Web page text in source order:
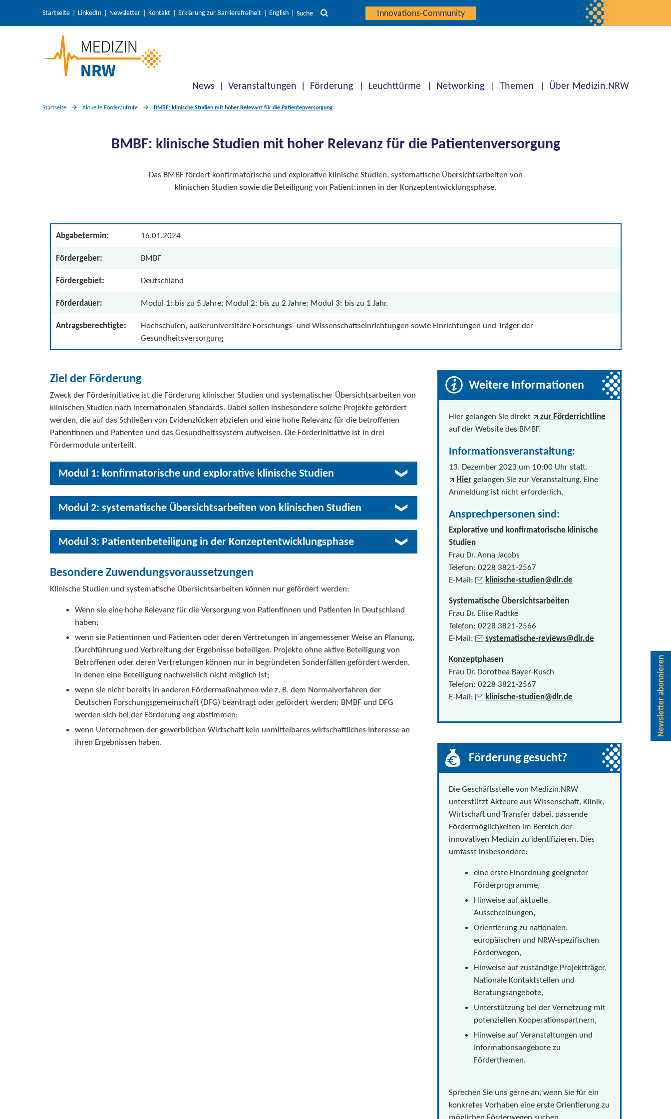
Startseite LinkedIn Newsletter Kontakt Erklärung zur Barrierefreiheit English Suche Innovations-Community
News Veranstaltungen Förderung Leuchttürme Networking Themen Über Medizin.NRW
Startseite Aktuelle Förderaufrufe BMBF: klinische Studien mit hoher Relevanz für die Patientenversorgung
BMBF: klinische Studien mit hoher Relevanz für die Patientenversorgung
Das BMBF fördert konfirmatorische und explorative klinische Studien, systematische Übersichtsarbeiten von
klinischen Studien sowie die Beteiligung von Patient:innen in der Konzeptentwicklungsphase.
Abgabetermin: 16.01.2024
Fördergeber: BMBF
Fördergebiet: Deutschland
Förderdauer: Modul 1: bis zu 5 Jahre; Modul 2: bis zu 2 Jahre; Modul 3: bis zu 1 Jahr.
Antragsberechtigte:
Hochschulen, außeruniversitäre Forschungs- und Wissenschaftseinrichtungen sowie Einrichtungen und Träger der
Gesundheitsversorgung
Ziel der Förderung
Zweck der Förderinitiative ist die Förderung klinischer Studien und systematischer Übersichtsarbeiten von
klinischen Studien nach internationalen Standards. Dabei sollen insbesondere solche Projekte gefördert
werden, die auf das Schließen von Evidenzlücken abzielen und eine hohe Relevanz für die betroffenen
Patientinnen und Patienten und das Gesundheitssystem aufweisen. Die Förderinitiative ist in drei
Fördermodule unterteilt.
Modul 1: konfirmatorische und explorative klinische Studien
Modul 2: systematische Übersichtsarbeiten von klinischen Studien
Modul 3: Patientenbeteiligung in der Konzeptentwicklungsphase
Besondere Zuwendungsvoraussetzungen
Klinische Studien und systematische Übersichtsarbeiten können nur gefördert werden:
Wenn sie eine hohe Relevanz für die Versorgung von Patientinnen und Patienten in Deutschland
haben;
wenn sie Patientinnen und Patienten oder deren Vertretungen in angemessener Weise an Planung,
Durchführung und Verbreitung der Ergebnisse beteiligen. Projekte ohne aktive Beteiligung von
Betroffenen oder deren Vertre­tungen können nur in begründeten Sonderfällen gefördert werden,
in denen eine Beteiligung nachweislich nicht möglich ist;
wenn sie nicht bereits in anderen Fördermaßnahmen wie z. B. dem Normalverfahren der
Deutschen Forschungsgemeinschaft (DFG) beantragt oder gefördert werden; BMBF und DFG
werden sich bei der Förderung eng abstimmen;
wenn Unternehmen der gewerblichen Wirtschaft kein unmittelbares wirtschaftliches Interesse an
ihren Ergebnissen haben.
Weitere Informationen
Hier gelangen Sie direkt
zur Förderrichtline
auf der Website des BMBF.
Informationsveranstaltung:
13. Dezember 2023 um 10:00 Uhr statt.
Hiergelangen Sie zur Veranstaltung. Eine
Anmeldung ist nicht erforderlich.
Ansprechpersonen sind:
Explorative und konfirmatorische klinische
Studien
Frau Dr. Anna Jacobs
Telefon: 0228 3821-2567
E-Mail:
klinische-studien@dlr.de
Systematische Übersichtsarbeiten
Frau Dr. Elise Radtke
Telefon: 0228 3821-2566
E-Mail:
systematische-reviews@dlr.de
Konzeptphasen
Frau Dr. Dorothea Bayer-Kusch
Telefon: 0228 3821-2567
E-Mail:
klinische-studien@dlr.de
Förderung gesucht?
Die Geschäftsstelle von Medizin.NRW
unterstützt Akteure aus Wissenschaft, Klinik,
Wirtschaft und Transfer dabei, passende
Fördermöglichkeiten im Bereich der
innovativen Medizin zu identifizieren. Dies
umfasst insbesondere:
eine erste Einordnung geeigneter
Förderprogramme,
Hinweise auf aktuelle
Ausschreibungen,
Orientierung zu nationalen,
europäischen und NRW-spezifischen
Förderwegen,
Hinweise auf zuständige Projektträger,
Nationale Kontaktstellen und
Beratungsangebote,
Unterstützung bei der Vernetzung mit
potenziellen Kooperationspartnern,
Hinweise auf Veranstaltungen und
Informationsangebote zu
Förderthemen.
Sprechen Sie uns gerne an, wenn Sie für ein
konkretes Vorhaben eine erste Orientierung zu
Newsletter abonnieren